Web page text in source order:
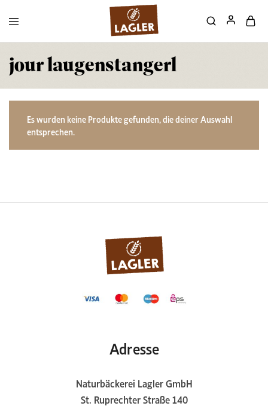
jour laugenstangerl
Es wurden keine Produkte gefunden, die deiner Auswahl
entsprechen.
Adresse
Naturbäckerei Lagler GmbH
St. Ruprechter Straße 140